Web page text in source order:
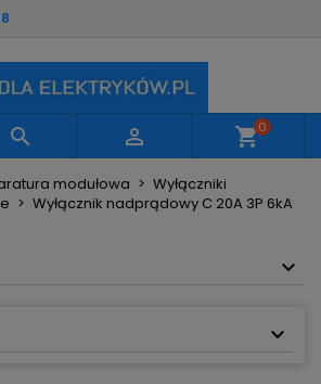
  shopping_cart0
modułowa
Wyłączniki
Wyłącznik nadprądowy C 20A 3P 6kA
listę
Anuluj Utwórz listę życzeń
by zapisać produkty na
Anuluj Zaloguj się